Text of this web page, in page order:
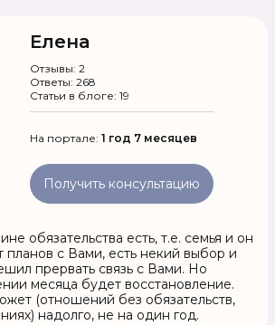
Елена
Отзывы: 2
Ответы: 268
Статьи в блоге: 19
На портале: 1 год 7 месяцев
Получить консультацию
обязательства есть, т.е. семья и он
планов с Вами, есть некий выбор и
прервать связь с Вами. Но
месяца будет восстановление.
(отношений без обязательств,
надолго, не на один год.